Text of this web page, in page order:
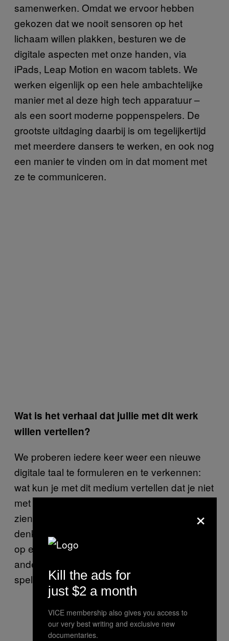
samenwerken. Omdat we ervoor hebben
gekozen dat we nooit sensoren op het
lichaam willen plakken, besturen we de
digitale aspecten met onze handen, via
iPads, Leap Motion en wacom tablets. We
werken eigenlijk op een hele ambachtelijke
manier met al deze high tech apparatuur –
als een soort moderne poppenspelers. De
grootste uitdaging daarbij is om tegelijkertijd
met meerdere dansers te werken, en ook nog
een manier te vinden om in dat moment met
ze te communiceren.
Wat is het verhaal dat jullie met dit werk
willen vertellen?
We proberen iedere keer weer een nieuwe
digitale taal te formuleren en te verkennen:
wat kun je met dit medium vertellen dat je niet
met een ander medium kan vertellen? We
zien augmented reality als een soort
denkbeeldige ruimte die het toestaat om dans
op een andere manier te zien. Het is een
andere werkelijkheid, en daar willen wij mee
spelen.
©Raoul Lemercier
×
Kill the ads for
just $2 a month
VICE membership also gives you access to
our very best writing and exclusive new
documentaries.